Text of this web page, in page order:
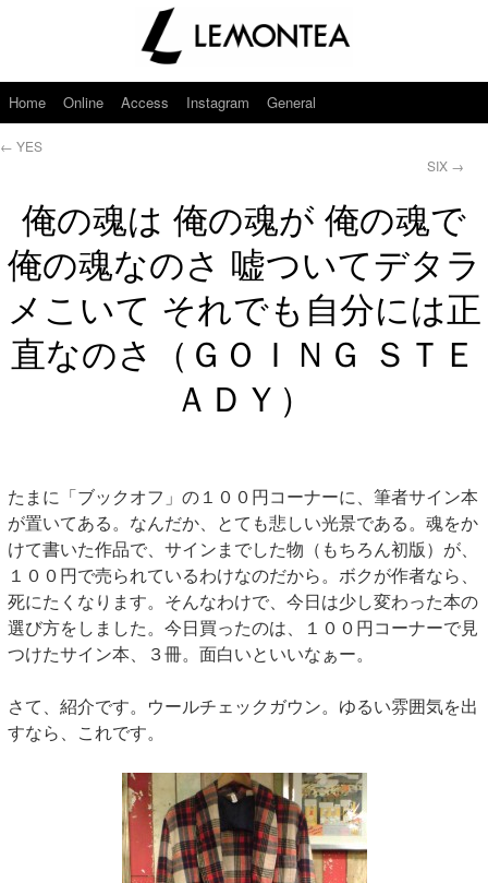
Home Online Access Instagram General
← YES
SIX →
俺の魂は 俺の魂が 俺の魂で
俺の魂なのさ 嘘ついてデタラ
メこいて それでも自分には正
直なのさ（ＧＯＩＮＧ ＳＴＥ
ＡＤＹ）
たまに「ブックオフ」の１００円コーナーに、筆者サイン本
が置いてある。なんだか、とても悲しい光景である。魂をか
けて書いた作品で、サインまでした物（もちろん初版）が、
１００円で売られているわけなのだから。ボクが作者なら、
死にたくなります。そんなわけで、今日は少し変わった本の
選び方をしました。今日買ったのは、１００円コーナーで見
つけたサイン本、３冊。面白いといいなぁー。
さて、紹介です。ウールチェックガウン。ゆるい雰囲気を出
すなら、これです。